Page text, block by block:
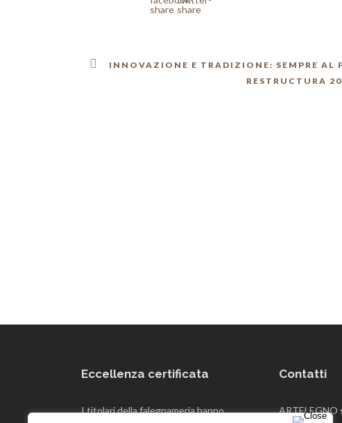
INNOVAZIONE E TRADIZIONE: SEMPRE AL
RESTRUCTURA
Eccellenza certificata
I titolari della falegnameria hanno
Contatti
ARTELEGNO